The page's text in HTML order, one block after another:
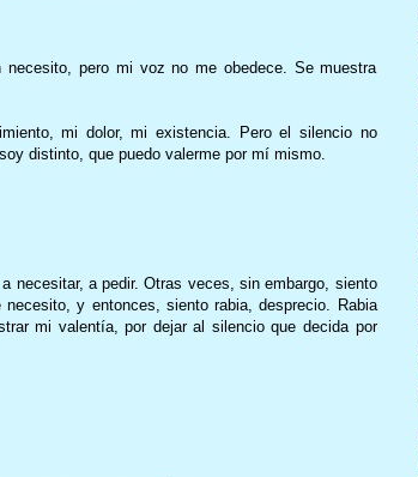
pero mi voz no me obedece. Se muestra
mi dolor, mi existencia. Pero el silencio no
distinto, que puedo valerme por mí mismo.
necesitar, a pedir. Otras veces, sin embargo, siento
y entonces, siento rabia, desprecio. Rabia
mi valentía, por dejar al silencio que decida por